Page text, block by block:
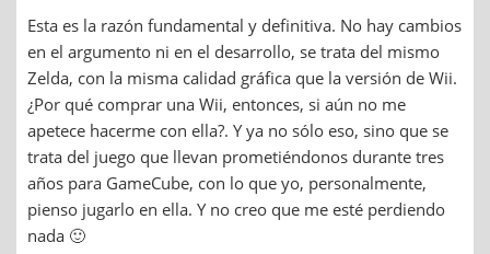
Esta es la razón fundamental y definitiva. No hay cambios
en el argumento ni en el desarrollo, se trata del mismo
Zelda, con la misma calidad gráfica que la versión de Wii.
¿Por qué comprar una Wii, entonces, si aún no me
apetece hacerme con ella?. Y ya no sólo eso, sino que se
trata del juego que llevan prometiéndonos durante tres
años para GameCube, con lo que yo, personalmente,
pienso jugarlo en ella. Y no creo que me esté perdiendo
nada 🙂